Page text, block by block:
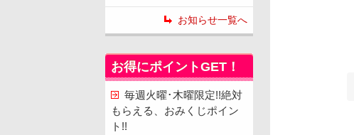
お知らせ一覧へ
お得にポイントGET！
毎週火曜･木曜限定!!絶対
もらえる、おみくじポイン
ト!!